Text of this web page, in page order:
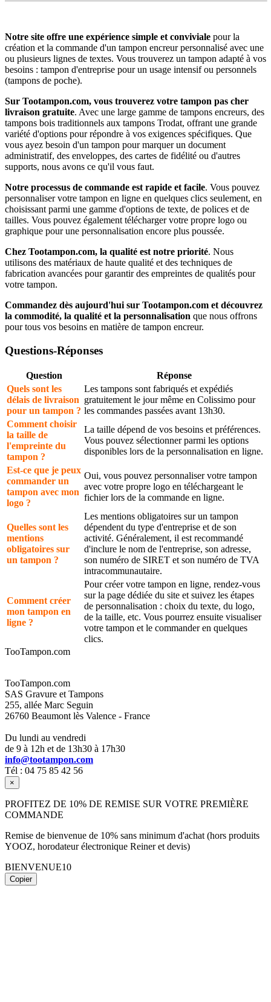
Notre site offre une expérience simple et conviviale pour la
création et la commande d'un tampon encreur personnalisé avec une
ou plusieurs lignes de textes. Vous trouverez un tampon adapté à vos
besoins : tampon d'entreprise pour un usage intensif ou personnels
(tampons de poche).
Sur Tootampon.com, vous trouverez votre tampon pas cher
livraison gratuite. Avec une large gamme de tampons encreurs, des
tampons bois traditionnels aux tampons Trodat, offrant une grande
variété d'options pour répondre à vos exigences spécifiques. Que
vous ayez besoin d'un tampon pour marquer un document
administratif, des enveloppes, des cartes de fidélité ou d'autres
supports, nous avons ce qu'il vous faut.
Notre processus de commande est rapide et facile. Vous pouvez
personnaliser votre tampon en ligne en quelques clics seulement, en
choisissant parmi une gamme d'options de texte, de polices et de
tailles. Vous pouvez également télécharger votre propre logo ou
graphique pour une personnalisation encore plus poussée.
Chez Tootampon.com, la qualité est notre priorité. Nous
utilisons des matériaux de haute qualité et des techniques de
fabrication avancées pour garantir des empreintes de qualités pour
votre tampon.
Commandez dès aujourd'hui sur Tootampon.com et découvrez
la commodité, la qualité et la personnalisation que nous offrons
pour tous vos besoins en matière de tampon encreur.
Questions-Réponses
Question
Réponse
Quels sont les
délais de livraison
pour un tampon ?
Les tampons sont fabriqués et expédiés
gratuitement le jour même en Colissimo pour
les commandes passées avant 13h30.
Comment choisir
la taille de
l'empreinte du
tampon ?
La taille dépend de vos besoins et préférences.
Vous pouvez sélectionner parmi les options
disponibles lors de la personnalisation en ligne.
Est-ce que je peux
commander un
tampon avec mon
logo ?
Oui, vous pouvez personnaliser votre tampon
avec votre propre logo en téléchargeant le
fichier lors de la commande en ligne.
Quelles sont les
mentions
obligatoires sur
un tampon ?
Les mentions obligatoires sur un tampon
dépendent du type d'entreprise et de son
activité. Généralement, il est recommandé
d'inclure le nom de l'entreprise, son adresse,
son numéro de SIRET et son numéro de TVA
intracommunautaire.
Comment créer
mon tampon en
ligne ?
Pour créer votre tampon en ligne, rendez-vous
sur la page dédiée du site et suivez les étapes
de personnalisation : choix du texte, du logo,
de la taille, etc. Vous pourrez ensuite visualiser
votre tampon et le commander en quelques
clics.
TooTampon.com
TooTampon.com
SAS Gravure et Tampons
255, allée Marc Seguin
26760 Beaumont lès Valence - France
Du lundi au vendredi
de 9 à 12h et de 13h30 à 17h30
info@tootampon.com
Tél : 04 75 85 42 56
×
PROFITEZ DE 10% DE REMISE SUR VOTRE PREMIÈRE
COMMANDE
Remise de bienvenue de 10% sans minimum d'achat (hors produits
YOOZ, horodateur électronique Reiner et devis)
BIENVENUE10
Copier